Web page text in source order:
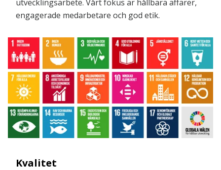
utvecklingsarbete. Vårt fokus är hållbara affärer,
engagerade medarbetare och god etik.
Kvalitet